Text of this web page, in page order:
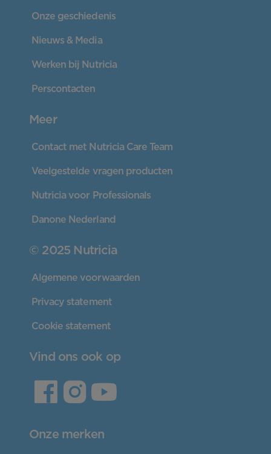
Onze geschiedenis
Nieuws & Media
Werken bij Nutricia
Perscontacten
Meer
Contact met Nutricia Care Team
Veelgestelde vragen producten
Nutricia voor Professionals
Danone Nederland
© 2025 Nutricia
Algemene voorwaarden
Privacy statement
Cookie statement
Vind ons ook op
Onze merken